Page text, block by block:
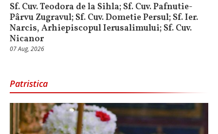
Sf. Cuv. Teodora de la Sihla; Sf. Cuv. Pafnutie-
Pârvu Zugravul; Sf. Cuv. Dometie Persul; Sf. Ier.
Narcis, Arhiepiscopul Ierusalimului; Sf. Cuv.
Nicanor
07 Aug, 2026
Patristica